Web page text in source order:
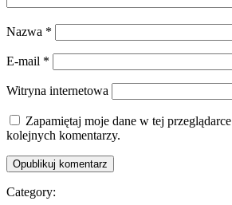
Nazwa *
E-mail *
Witryna internetowa
Zapamiętaj moje dane w tej
kolejnych komentarzy.
Category: